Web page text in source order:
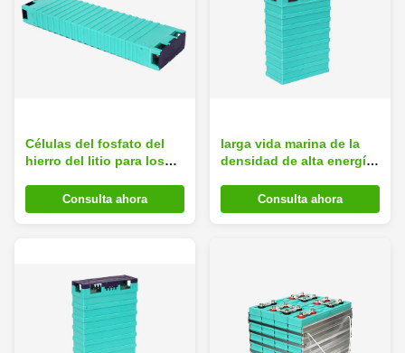
Células del fosfato del
hierro del litio para los
Atv de la ión de litio
Lifepo4
Consulta ahora
larga vida marina de la
densidad de alta energía
del hierro del litio de 3.2V
60Ah
Consulta ahora